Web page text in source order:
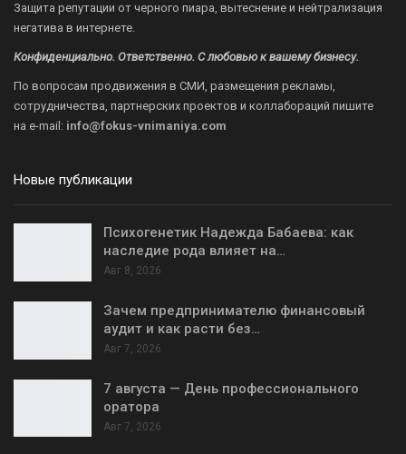
Защита репутации от черного пиара, вытеснение и нейтрализация
негатива в интернете.
Конфиденциально. Ответственно. С любовью к вашему бизнесу.
По вопросам продвижения в СМИ, размещения рекламы,
сотрудничества, партнерских проектов и коллабораций пишите
на e-mail: info@fokus-vnimaniya.com
Новые публикации
Психогенетик Надежда Бабаева: как
наследие рода влияет на…
Авг 8, 2026
Зачем предпринимателю финансовый
аудит и как расти без…
Авг 7, 2026
7 августа — День профессионального
оратора
Авг 7, 2026